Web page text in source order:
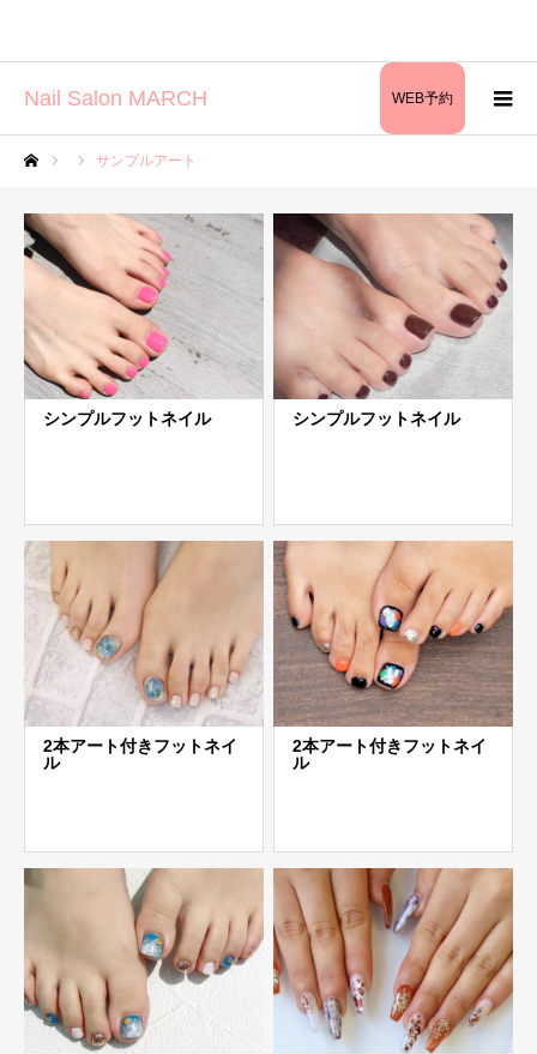
Nail Salon MARCH WEB予約
サンプルアート
シンプルフットネイル シンプルフットネイル
2本アート付きフットネイ
ル
2本アート付きフットネイ
ル